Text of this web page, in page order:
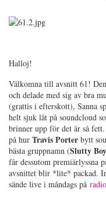
Halloj!
Välkomna till avsnitt 61!
och delade med sig av bra
(grattis i efterskott), Sanna
helt sjuk låt på soundcloud
brinner upp för det är så
på hur Travis Porter bytt
bästa gruppnamn (Slutty
får dessutom premiärlyssna
avsnittet blir *lite* packad.
sände live i måndags på